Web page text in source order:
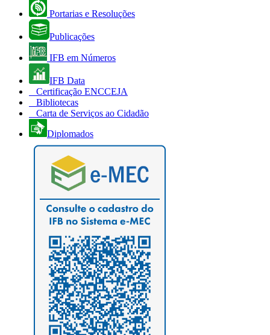
Portarias e Resoluções
Publicações
IFB em Números
IFB Data
Certificação ENCCEJA
Bibliotecas
Carta de Serviços ao Cidadão
Diplomados